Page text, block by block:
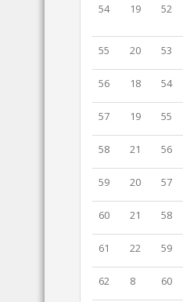
54 19 52
55 20 53
56 18 54
57 19 55
58 21 56
59 20 57
60 21 58
61 22 59
62 8 60